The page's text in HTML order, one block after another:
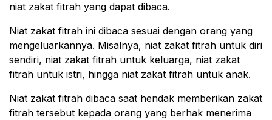
niat zakat fitrah yang dapat dibaca.
Niat zakat fitrah ini dibaca sesuai dengan orang yang
mengeluarkannya. Misalnya, niat zakat fitrah untuk diri
sendiri, niat zakat fitrah untuk keluarga, niat zakat
fitrah untuk istri, hingga niat zakat fitrah untuk anak.
Niat zakat fitrah dibaca saat hendak memberikan zakat
fitrah tersebut kepada orang yang berhak menerima